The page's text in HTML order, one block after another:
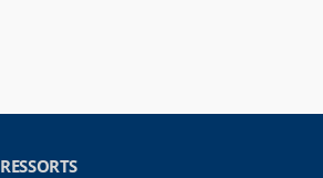
RESSORTS